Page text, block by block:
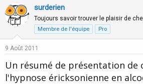
i
t
i
t
e
r
d
t
d
e
d
u
t
surderien
Toujours savoir trouver le plaisir de
Membre de l'équipe Pro
9 Août 2011
Un résumé de présentation de
l'hypnose éricksonienne en